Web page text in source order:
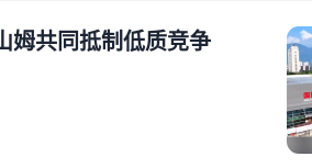
姆共同抵制低质竞争